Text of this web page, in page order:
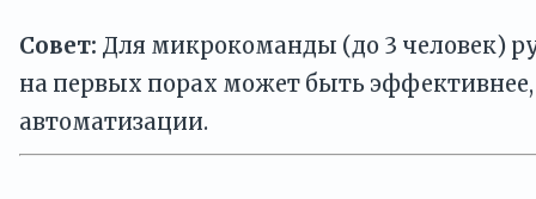
Совет: Для микрокоманды (до 3 человек)
на первых порах может быть
автоматизации.